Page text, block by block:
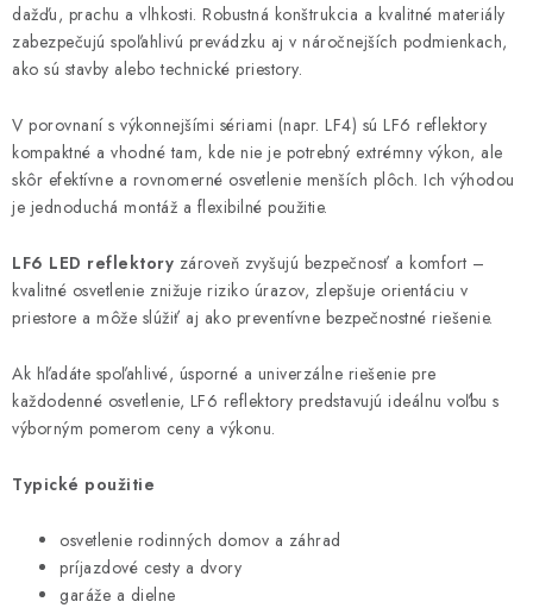
dažďu, prachu a vlhkosti. Robustná konštrukcia a kvalitné materiály
zabezpečujú spoľahlivú prevádzku aj v náročnejších podmienkach,
ako sú stavby alebo technické priestory.
V porovnaní s výkonnejšími sériami (napr. LF4) sú LF6 reflektory
kompaktné a vhodné tam, kde nie je potrebný extrémny výkon, ale
skôr efektívne a rovnomerné osvetlenie menších plôch. Ich výhodou
je jednoduchá montáž a flexibilné použitie.
LF6 LED reflektory zároveň zvyšujú bezpečnosť a komfort –
kvalitné osvetlenie znižuje riziko úrazov, zlepšuje orientáciu v
priestore a môže slúžiť aj ako preventívne bezpečnostné riešenie.
Ak hľadáte spoľahlivé, úsporné a univerzálne riešenie pre
každodenné osvetlenie, LF6 reflektory predstavujú ideálnu voľbu s
výborným pomerom ceny a výkonu.
Typické použitie
osvetlenie rodinných domov a záhrad
príjazdové cesty a dvory
garáže a dielne